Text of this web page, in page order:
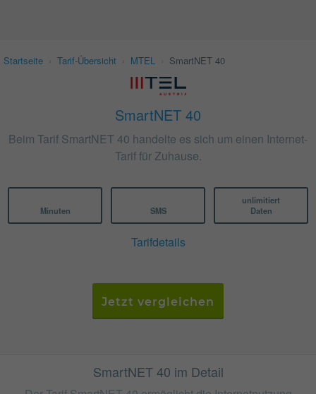
Startseite Tarif-Übersicht MTEL SmartNET 40
SmartNET 40
Beim Tarif SmartNET 40 handelte es sich um einen Internet-
Tarif für Zuhause.
Minuten SMS
unlimitiert
Daten
Tarifdetails
Jetzt vergleichen
SmartNET 40 im Detail